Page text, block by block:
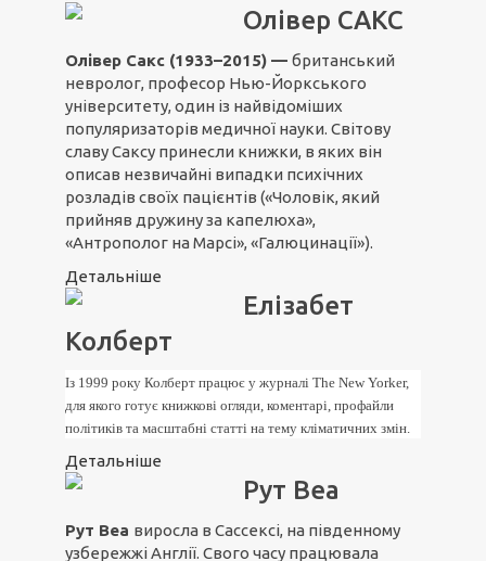
Олівер САКС
Олівер Сакс (1933–2015) — британський
невролог, професор Нью-Йоркського
університету, один із найвідоміших
популяризаторів медичної науки. Світову
славу Саксу принесли книжки, в яких він
описав незвичайні випадки психічних
розладів своїх пацієнтів («Чоловік, який
прийняв дружину за капелюха»,
«Антрополог на Марсі», «Галюцинації»).
Детальніше
Елізабет
Колберт
Із 1999 року Колберт працює у журналі The New Yorker,
для якого готує книжкові огляди, коментарі, профайли
політиків та масштабні статті на тему кліматичних змін.
Детальніше
Рут Веа
Рут Веа виросла в Сассексі, на південному
узбережжі Англії. Свого часу працювала